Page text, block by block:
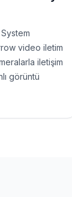
video iletim
iletişim
görüntü
oldukça hızlı